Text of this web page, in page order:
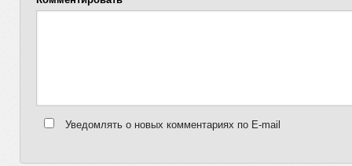
Уведомлять о новых комментариях по E-mail